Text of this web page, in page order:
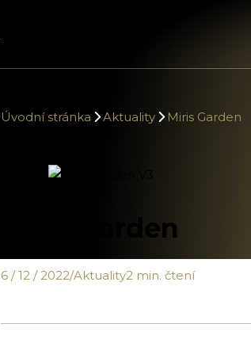
Úvodní stránka Aktuality Miris Garden
Miris Garden
6 / 12 / 2022/Aktuality2 min. čtení